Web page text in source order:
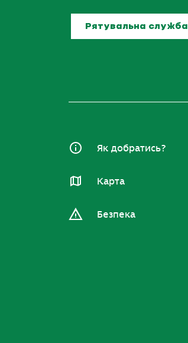
Рятувальна служба
Як добратись?
Карта
Безпека